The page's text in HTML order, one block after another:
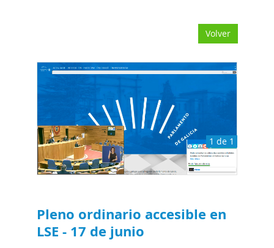
Volver
1 de 1
Pleno ordinario accesible en
LSE - 17 de junio